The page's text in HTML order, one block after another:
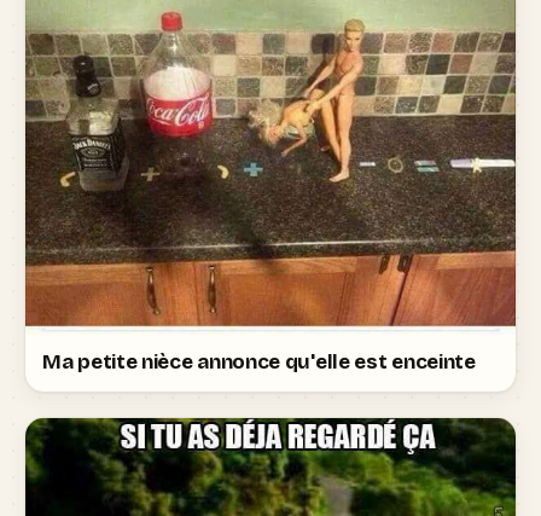
Ma petite nièce annonce qu'elle est enceinte